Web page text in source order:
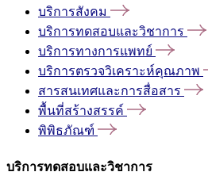
บริการสังคม
บริการทดสอบและวิชาการ
บริการทางการแพทย์
บริการตรวจวิเคราะห์คุณภาพ
สารสนเทศและการสื่อสาร
พื้นที่สร้างสรรค์
พิพิธภัณฑ์
บริการทดสอบและวิชาการ